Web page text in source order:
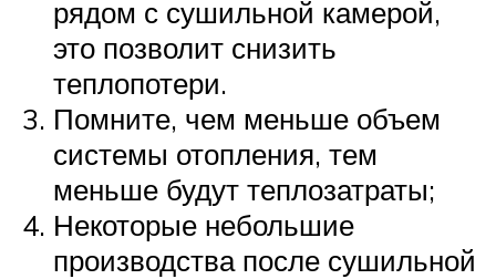
рядом с сушильной камерой,
это позволит снизить
теплопотери.
Помните, чем меньше объем
системы отопления, тем
меньше будут теплозатраты;
Некоторые небольшие
производства после сушильной